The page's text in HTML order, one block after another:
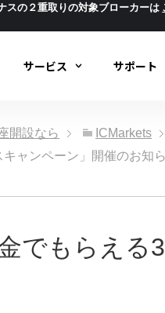
スの２重取りの対象ブローカーは
サービス サポート
開設なら
ICMarkets
ャンペーン」開催のお知
でもらえ